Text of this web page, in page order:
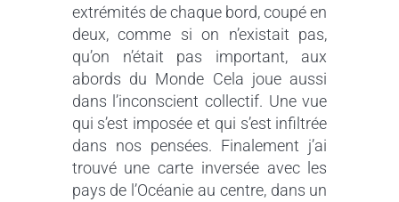
extrémités de chaque bord, coupé en
deux, comme si on n’existait pas,
qu’on n’était pas important, aux
abords du Monde Cela joue aussi
dans l’inconscient collectif. Une vue
qui s’est imposée et qui s’est infiltrée
dans nos pensées. Finalement j’ai
trouvé une carte inversée avec les
pays de l’Océanie au centre, dans un